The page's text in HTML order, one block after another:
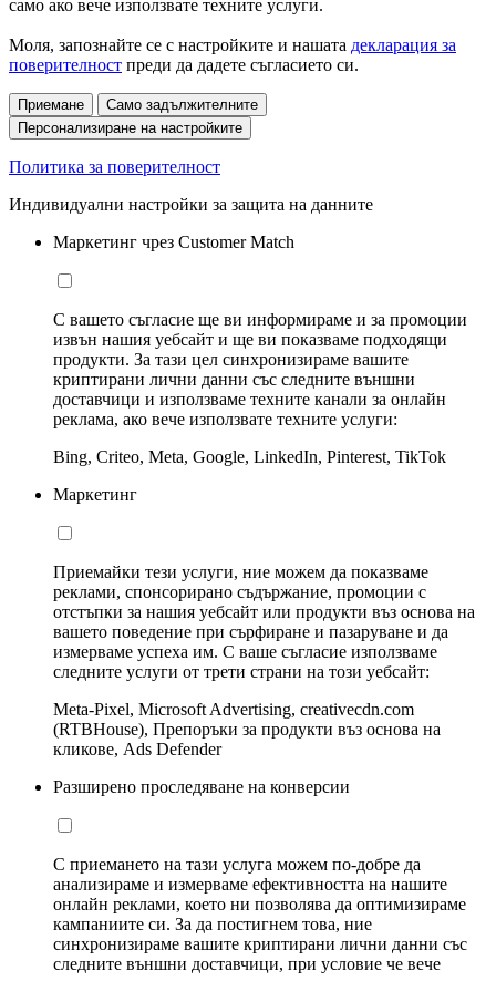
само ако вече използвате техните услуги.
Моля, запознайте се с настройките и нашата декларация за
поверителност преди да дадете съгласието си.
Приемане
Само задължителните
Персонализиране на настройките
Политика за поверителност
Индивидуални настройки за защита на данните
Маркетинг чрез Customer Match
С вашето съгласие ще ви информираме и за промоции
извън нашия уебсайт и ще ви показваме подходящи
продукти. За тази цел синхронизираме вашите
криптирани лични данни със следните външни
доставчици и използваме техните канали за онлайн
реклама, ако вече използвате техните услуги:
Bing, Criteo, Meta, Google, LinkedIn, Pinterest, TikTok
Маркетинг
Приемайки тези услуги, ние можем да показваме
реклами, спонсорирано съдържание, промоции с
отстъпки за нашия уебсайт или продукти въз основа на
вашето поведение при сърфиране и пазаруване и да
измерваме успеха им. С ваше съгласие използваме
следните услуги от трети страни на този уебсайт:
Meta-Pixel, Microsoft Advertising, creativecdn.com
(RTBHouse), Препоръки за продукти въз основа на
кликове, Ads Defender
Разширено проследяване на конверсии
С приемането на тази услуга можем по-добре да
анализираме и измерваме ефективността на нашите
онлайн реклами, което ни позволява да оптимизираме
кампаниите си. За да постигнем това, ние
синхронизираме вашите криптирани лични данни със
следните външни доставчици, при условие че вече